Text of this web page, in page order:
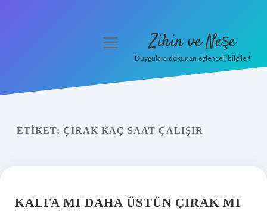
Yasal Uyarı
menüyü
Zihin ve Neşe
Duygulara dokunan eğlenceli bilgiler!
ETIKET: ÇIRAK KAÇ SAAT ÇALIŞIR
KALFA MI DAHA ÜSTÜN ÇIRAK MI